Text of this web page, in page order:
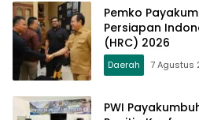
Pemko
Persiapan
(HRC) 2026
Daerah 7 Agustus
PWI